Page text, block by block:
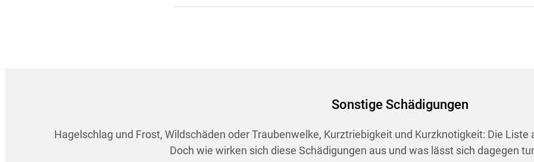
Sonstige Schädigungen
Hagelschlag und Frost, Wildschäden oder Traubenwelke, Kurztriebigkeit und Kurzknotigkeit: Die
Doch wie wirken sich diese Schädigungen aus und was lässt sich dagegen